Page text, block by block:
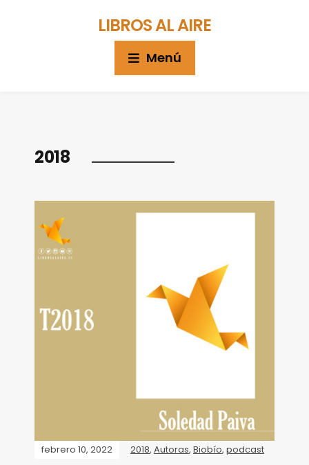
LIBROS AL AIRE
Menú
2018
febrero 10, 2022 2018, Autoras, Biobío, podcast